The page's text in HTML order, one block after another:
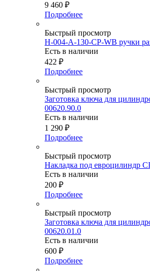
9 460 ₽
Подробнее
Быстрый просмотр
H-004-A-130-CP-WB ручки
Есть в наличии
422 ₽
Подробнее
Быстрый просмотр
Заготовка ключа для
00620.90.0
Есть в наличии
1 290 ₽
Подробнее
Быстрый просмотр
Накладка под евроцилиндр
Есть в наличии
200 ₽
Подробнее
Быстрый просмотр
Заготовка ключа для
00620.01.0
Есть в наличии
600 ₽
Подробнее